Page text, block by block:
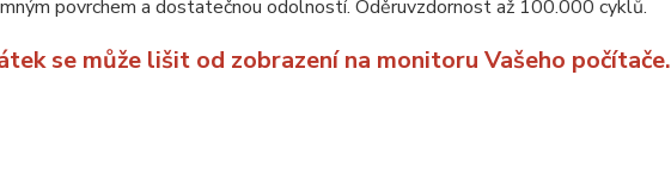
povrchem a dostatečnou odolností. Oděruvzdornost až 100.000 cyklů.
se může lišit od zobrazení na monitoru Vašeho počítače.